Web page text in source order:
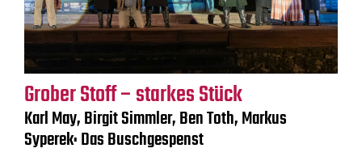
Grober Stoff – starkes Stück
Karl May, Birgit Simmler, Ben Toth, Markus
Syperek: Das Buschgespenst